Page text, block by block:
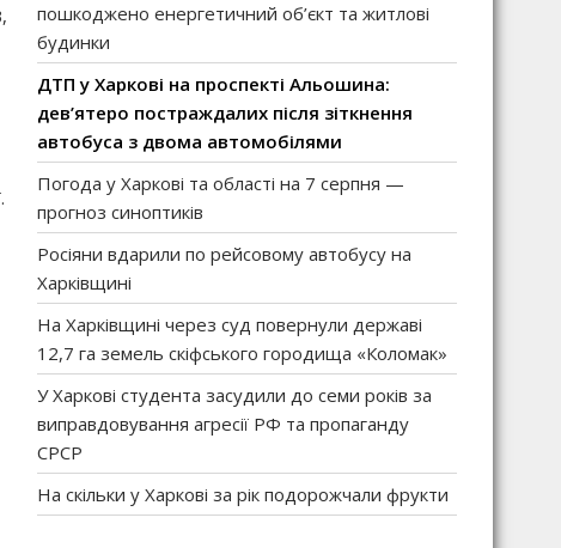
пошкоджено енергетичний об’єкт та житлові
будинки
ДТП у Харкові на проспекті Альошина:
дев’ятеро постраждалих після зіткнення
автобуса з двома автомобілями
Погода у Харкові та області на 7 серпня —
прогноз синоптиків
Росіяни вдарили по рейсовому автобусу на
Харківщині
На Харківщині через суд повернули державі
12,7 га земель скіфського городища «Коломак»
У Харкові студента засудили до семи років за
виправдовування агресії РФ та пропаганду
СРСР
На скільки у Харкові за рік подорожчали фрукти